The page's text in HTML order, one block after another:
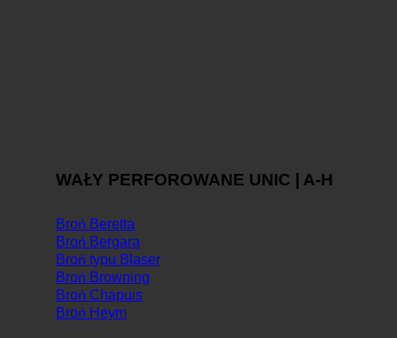
WAŁY PERFOROWANE UNIC | A-H
Broń Beretta
Broń Bergara
Broń typu Blaser
Broń Browning
Broń Chapuis
Broń Heym